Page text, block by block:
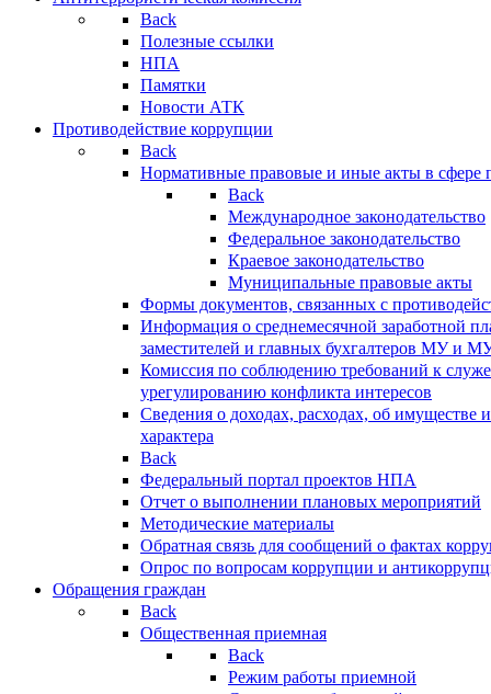
Back
Полезные ссылки
НПА
Памятки
Новости АТК
Противодействие коррупции
Back
Нормативные правовые и иные акты в сфере
Back
Международное законодательство
Федеральное законодательство
Краевое законодательство
Муниципальные правовые акты
Формы документов, связанных с
Информация о среднемесячной заработной
заместителей и главных бухгалтеров МУ и
Комиссия по соблюдению требований к
урегулированию конфликта интересов
Сведения о доходах, расходах, об имуществе
характера
Back
Федеральный портал проектов НПА
Отчет о выполнении плановых мероприятий
Методические материалы
Обратная связь для сообщений о фактах
Опрос по вопросам коррупции и
Обращения граждан
Back
Общественная приемная
Back
Режим работы приемной